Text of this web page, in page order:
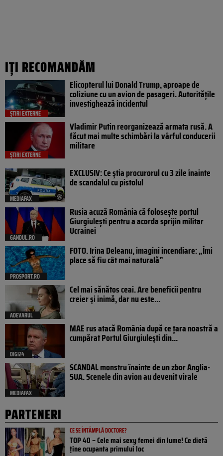
IȚI RECOMANDĂM
ȘTIRI EXTERNE
Elicopterul lui Donald Trump, aproape de
coliziune cu un avion de pasageri. Autoritățile
investighează incidentul
ȘTIRI EXTERNE
Vladimir Putin reorganizează armata rusă. A
făcut mai multe schimbări la vârful conducerii
militare
MEDIAFAX
EXCLUSIV: Ce știa procurorul cu 3 zile înainte
de scandalul cu pistolul
GANDUL.RO
Rusia acuză România că folosește portul
Giurgiulești pentru a acorda sprijin militar
Ucrainei
PROSPORT.RO
FOTO. Irina Deleanu, imagini incendiare: „Îmi
place să fiu cât mai naturală”
ADEVARUL
Cel mai sănătos ceai. Are beneficii pentru
creier și inimă, dar nu este...
DIGI24
MAE rus atacă România după ce țara noastră a
cumpărat Portul Giurgiulești din...
MEDIAFAX
SCANDAL monstru înainte de un zbor Anglia-
SUA. Scenele din avion au devenit virale
PARTENERI
CE SE ÎNTÂMPLĂ DOCTORE?
TOP 40 – Cele mai sexy femei din lume! Ce dietă
ține ocupanta primului loc